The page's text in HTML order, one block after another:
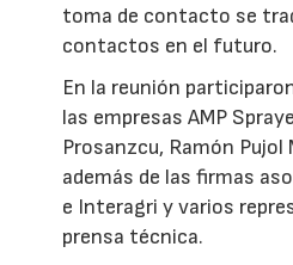
toma de contacto se
contactos en el futuro.
En la reunión
las empresas AMP
Prosanzcu, Ramón Pujol
además de las firmas
e Interagri y varios
prensa técnica.